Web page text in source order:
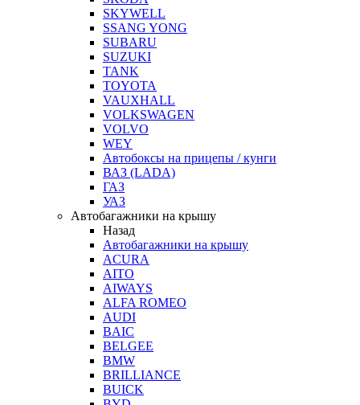
SKYWELL
SSANG YONG
SUBARU
SUZUKI
TANK
TOYOTA
VAUXHALL
VOLKSWAGEN
VOLVO
WEY
Автобоксы на прицепы / кунги
ВАЗ (LADA)
ГАЗ
УАЗ
Автобагажники на крышу
Назад
Автобагажники на крышу
ACURA
AITO
AIWAYS
ALFA ROMEO
AUDI
BAIC
BELGEE
BMW
BRILLIANCE
BUICK